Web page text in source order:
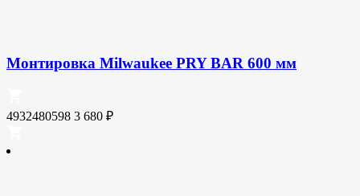
Монтировка Milwaukee PRY BAR 600 мм
4932480598 3 680 ₽